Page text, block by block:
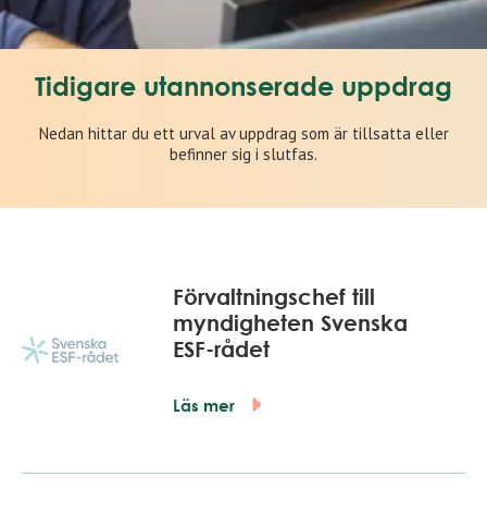
Tidigare utannonserade uppdrag
Nedan hittar du ett urval av uppdrag som är tillsatta eller
befinner sig i slutfas.
Förvaltningschef till
myndigheten Svenska
ESF-rådet
Läs mer